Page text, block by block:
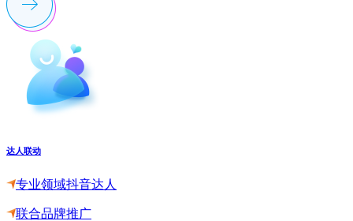
达人联动
专业领域抖音达人
联合品牌推广